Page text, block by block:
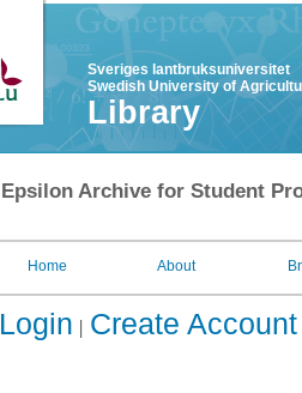
Sveriges lantbruksuniversitet
Swedish University of
Library
Epsilon Archive for Student
Home About
Login Create Account